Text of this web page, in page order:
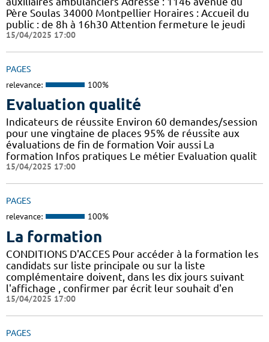
Père Soulas 34000 Montpellier Horaires : Accueil du
public : de 8h à 16h30 Attention fermeture le jeudi
15/04/2025 17:00
PAGES
relevance: 100%
Evaluation qualité
Indicateurs de réussite Environ 60 demandes/session
pour une vingtaine de places 95% de réussite aux
évaluations de fin de formation Voir aussi La
formation Infos pratiques Le métier Evaluation qualit
15/04/2025 17:00
PAGES
relevance: 100%
La formation
CONDITIONS D'ACCES Pour accéder à la formation les
candidats sur liste principale ou sur la liste
complémentaire doivent, dans les dix jours suivant
l'affichage , confirmer par écrit leur souhait d'en
15/04/2025 17:00
PAGES